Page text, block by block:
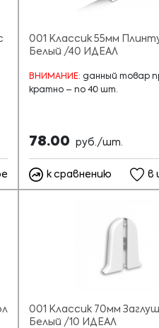
001 Классик 55мм
Белый /40 ИДЕАЛ
ВНИМАНИЕ: данный товар
кратно – по 40 шт.
78.00 руб./шт.
к сравнению в
001 Классик 70мм
Белый /10 ИДЕАЛ